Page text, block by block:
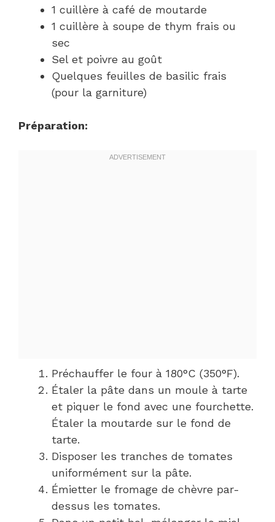
1 cuillère à café de moutarde
1 cuillère à soupe de thym frais ou
sec
Sel et poivre au goût
Quelques feuilles de basilic frais
(pour la garniture)
Préparation:
Préchauffer le four à 180°C (350°F).
Étaler la pâte dans un moule à tarte
et piquer le fond avec une fourchette.
Étaler la moutarde sur le fond de
tarte.
Disposer les tranches de tomates
uniformément sur la pâte.
Émietter le fromage de chèvre par-
dessus les tomates.